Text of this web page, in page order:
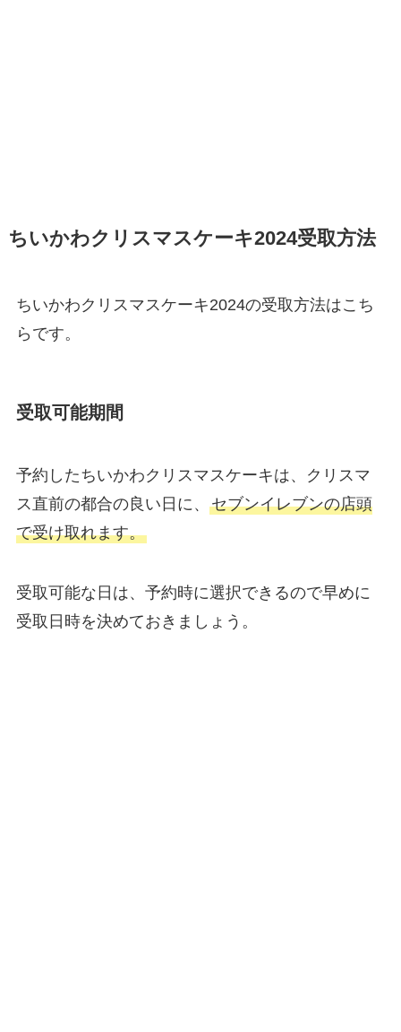
ちいかわクリスマスケーキ2024受取方法
ちいかわクリスマスケーキ2024の受取方法はこち
らです。
受取可能期間
予約したちいかわクリスマスケーキは、クリスマ
ス直前の都合の良い日に、 セブンイレブンの店頭
で受け取れます。
受取可能な日は、予約時に選択できるので早めに
受取日時を決めておきましょう。